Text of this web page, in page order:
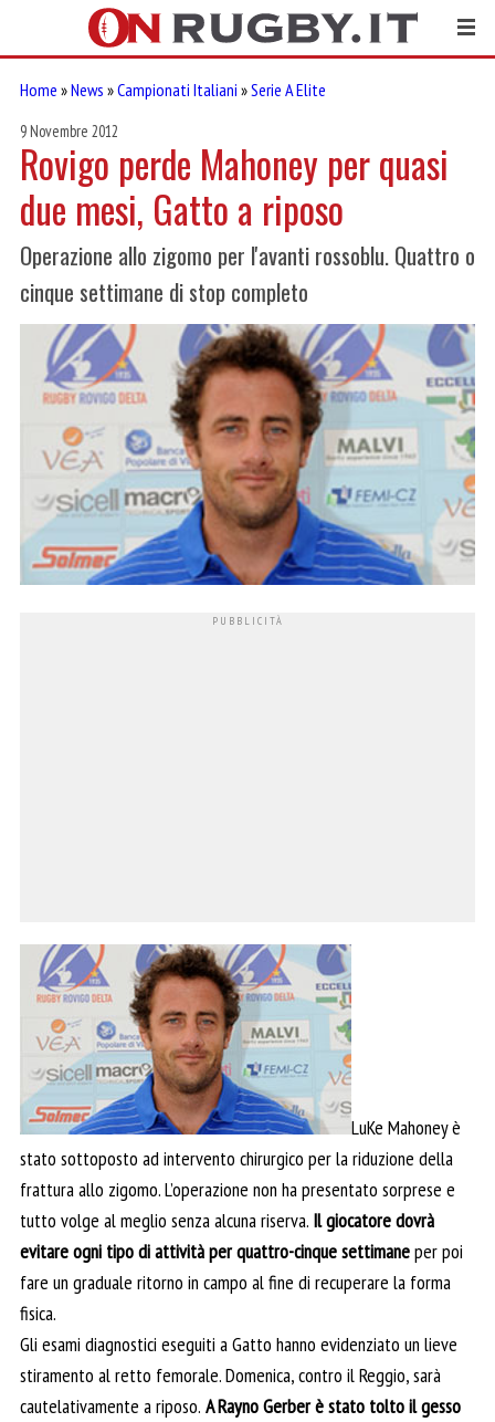
Home »News »Campionati Italiani »Serie A Elite
9 Novembre 2012
Rovigo perde Mahoney per quasi
due mesi, Gatto a riposo
Operazione allo zigomo per l'avanti rossoblu. Quattro o
cinque settimane di stop completo
LuKe Mahoney è
stato sottoposto ad intervento chirurgico per la riduzione della
frattura allo zigomo. L’operazione non ha presentato sorprese e
tutto volge al meglio senza alcuna riserva. Il giocatore dovrà
evitare ogni tipo di attività per quattro-cinque settimaneper poi
fare un graduale ritorno in campo al fine di recuperare la forma
fisica.
Gli esami diagnostici eseguiti a Gatto hanno evidenziato un lieve
stiramento al retto femorale. Domenica, contro il Reggio, sarà
cautelativamente a riposo. A Rayno Gerber è stato tolto il gesso